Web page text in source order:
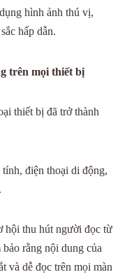
hình ảnh thú vị,
hấp dẫn.
trên mọi thiết bị
thiết bị đã trở thành
điện thoại di động,
hội thu hút người đọc từ
rằng nội dung của
và dễ đọc trên mọi màn